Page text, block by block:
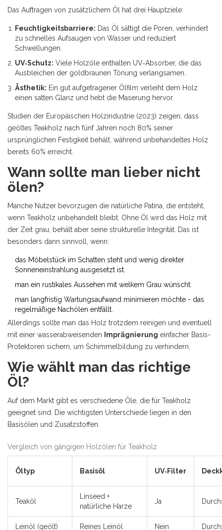
Das Auftragen von zusätzlichem Öl hat drei Hauptziele:
Feuchtigkeitsbarriere: Das Öl sättigt die Poren, verhindert
zu schnelles Aufsaugen von Wasser und reduziert
Schwellungen.
UV‑Schutz: Viele Holzöle enthalten UV‑Absorber, die das
Ausbleichen der goldbraunen Tönung verlangsamen.
Ästhetik: Ein gut aufgetragener Ölfilm verleiht dem Holz
einen satten Glanz und hebt die Maserung hervor.
Studien der Europäischen Holzindustrie (2023) zeigen, dass
geöltes Teakholz nach fünf Jahren noch 80% seiner
ursprünglichen Festigkeit behält, während unbehandeltes Holz
bereits 60% erreicht.
Wann sollte man lieber nicht
ölen?
Manche Nutzer bevorzugen die natürliche Patina, die entsteht,
wenn Teakholz unbehandelt bleibt. Ohne Öl wird das Holz mit
der Zeit grau, behält aber seine strukturelle Integrität. Das ist
besonders dann sinnvoll, wenn:
das Möbelstück im Schatten steht und wenig direkter
Sonneneinstrahlung ausgesetzt ist.
man ein rustikales Aussehen mit welkem Grau wünscht.
man langfristig Wartungsaufwand minimieren möchte - das
regelmäßige Nachölen entfällt.
Allerdings sollte man das Holz trotzdem reinigen und eventuell
mit einer wasserabweisenden
Imprägnierung einfacher Basis-
Protektoren sichern, um Schimmelbildung zu verhindern.
Wie wählt man das richtige
Öl?
Auf dem Markt gibt es verschiedene Öle, die für Teakholz
geeignet sind. Die wichtigsten Unterschiede liegen in den
Basisölen und Zusatzstoffen.
Vergleich von gängigen Holzölen für Teakholz
Öltyp Basisöl UV‑Filter
Teaköl
Linseed +
natürliche Harze
Ja
Leinöl (geölt) Reines Leinöl Nein